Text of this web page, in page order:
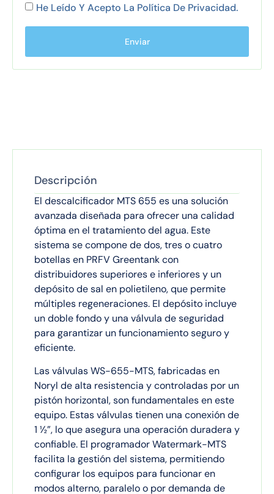
He Leído Y Acepto La Política De Privacidad.
Enviar
Descripción
El descalcificador MTS 655 es una solución
avanzada diseñada para ofrecer una calidad
óptima en el tratamiento del agua. Este
sistema se compone de dos, tres o cuatro
botellas en PRFV Greentank con
distribuidores superiores e inferiores y un
depósito de sal en polietileno, que permite
múltiples regeneraciones. El depósito incluye
un doble fondo y una válvula de seguridad
para garantizar un funcionamiento seguro y
eficiente.
Las válvulas WS-655-MTS, fabricadas en
Noryl de alta resistencia y controladas por un
pistón horizontal, son fundamentales en este
equipo. Estas válvulas tienen una conexión de
1 ½”, lo que asegura una operación duradera y
confiable. El programador Watermark-MTS
facilita la gestión del sistema, permitiendo
configurar los equipos para funcionar en
modos alterno, paralelo o por demanda de